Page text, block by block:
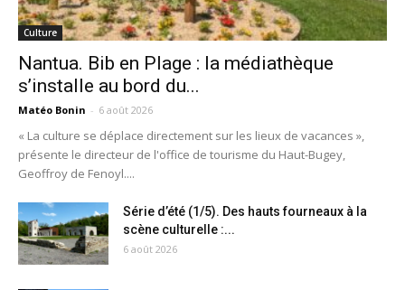
Culture
Nantua. Bib en Plage : la médiathèque
s’installe au bord du...
Matéo Bonin - 6 août 2026
« La culture se déplace directement sur les lieux de vacances »,
présente le directeur de l'office de tourisme du Haut-Bugey,
Geoffroy de Fenoyl....
Série d’été (1/5). Des hauts fourneaux à la
scène culturelle :...
6 août 2026